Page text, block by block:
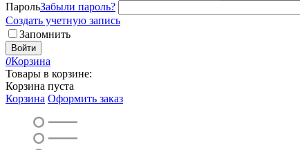
ПарольЗабыли пароль?
Создать учетную запись
Запомнить
Войти
0Корзина
Товары в корзине:
Корзина пуста
Корзина Оформить заказ